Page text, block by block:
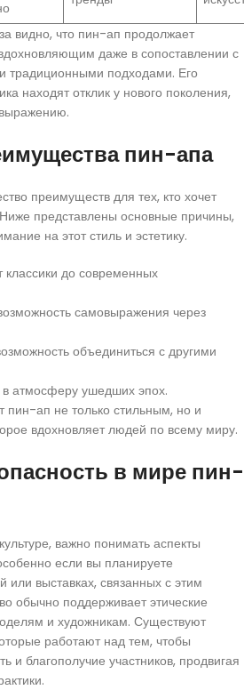
видно, что пин-ап продолжает
даже в сопоставлении с
традиционными подходами. Его
находят отклик у нового поколения,
пин-апа
преимуществ для тех, кто хочет
Ниже представлены основные причины,
на этот стиль и эстетику.
до современных
самовыражения через
объединиться с другими
атмосферу ушедших эпох.
ап не только стильным, но и
вдохновляет людей по всему миру.
в мире пин-
важно понимать аспекты
если вы планируете
или выставках, связанных с этим
обычно поддерживает этические
и художникам. Существуют
работают над тем, чтобы
и благополучие участников, продвигая